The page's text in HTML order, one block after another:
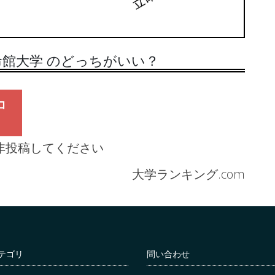
大学 のどっちがいい？
稿してください
大学ランキング.com
ゴリ 問い合わせ